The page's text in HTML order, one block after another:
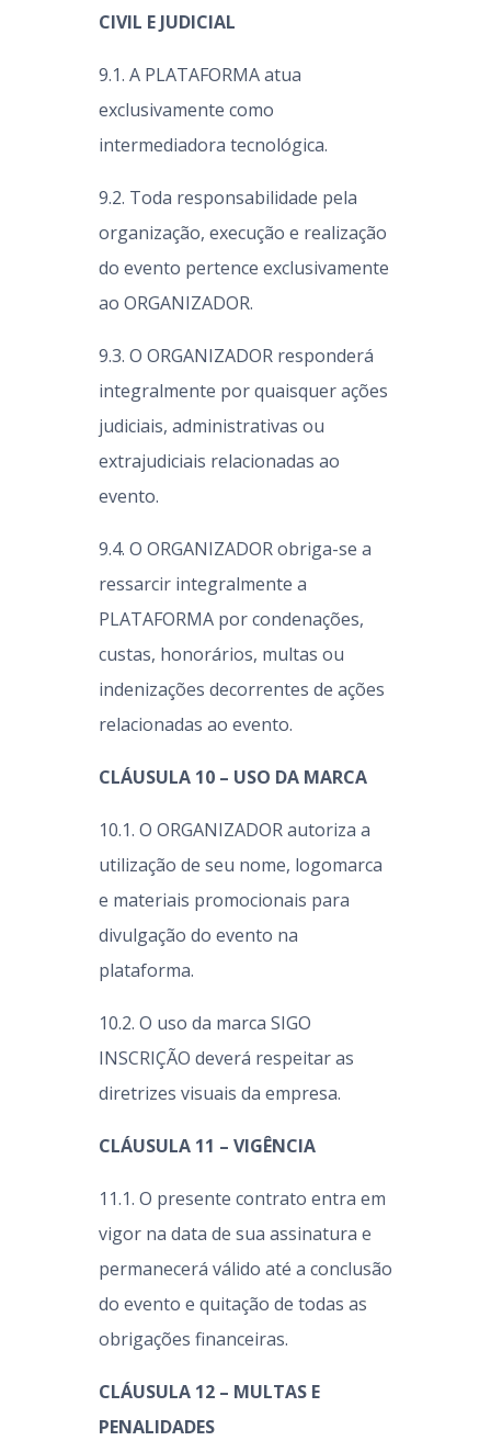
CIVIL E JUDICIAL
9.1. A PLATAFORMA atua
exclusivamente como
intermediadora tecnológica.
9.2. Toda responsabilidade pela
organização, execução e realização
do evento pertence exclusivamente
ao ORGANIZADOR.
9.3. O ORGANIZADOR responderá
integralmente por quaisquer ações
judiciais, administrativas ou
extrajudiciais relacionadas ao
evento.
9.4. O ORGANIZADOR obriga-se a
ressarcir integralmente a
PLATAFORMA por condenações,
custas, honorários, multas ou
indenizações decorrentes de ações
relacionadas ao evento.
CLÁUSULA 10 – USO DA MARCA
10.1. O ORGANIZADOR autoriza a
utilização de seu nome, logomarca
e materiais promocionais para
divulgação do evento na
plataforma.
10.2. O uso da marca SIGO
INSCRIÇÃO deverá respeitar as
diretrizes visuais da empresa.
CLÁUSULA 11 – VIGÊNCIA
11.1. O presente contrato entra em
vigor na data de sua assinatura e
permanecerá válido até a conclusão
do evento e quitação de todas as
obrigações financeiras.
CLÁUSULA 12 – MULTAS E
PENALIDADES